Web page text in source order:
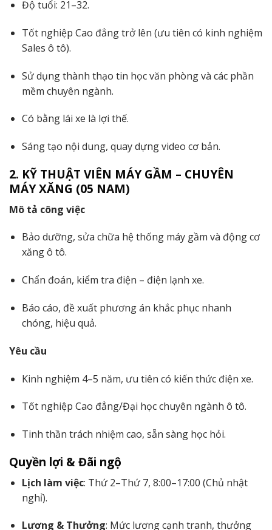
Độ tuổi: 21–32.
Tốt nghiệp Cao đẳng trở lên (ưu tiên có kinh nghiệm
Sales ô tô).
Sử dụng thành thạo tin học văn phòng và các phần
mềm chuyên ngành.
Có bằng lái xe là lợi thế.
Sáng tạo nội dung, quay dựng video cơ bản.
2. KỸ THUẬT VIÊN MÁY GẦM – CHUYÊN
MÁY XĂNG (05 NAM)
Mô tả công việc
Bảo dưỡng, sửa chữa hệ thống máy gầm và động cơ
xăng ô tô.
Chẩn đoán, kiểm tra điện – điện lạnh xe.
Báo cáo, đề xuất phương án khắc phục nhanh
chóng, hiệu quả.
Yêu cầu
Kinh nghiệm 4–5 năm, ưu tiên có kiến thức điện xe.
Tốt nghiệp Cao đẳng/Đại học chuyên ngành ô tô.
Tinh thần trách nhiệm cao, sẵn sàng học hỏi.
Quyền lợi & Đãi ngộ
Lịch làm việc: Thứ 2–Thứ 7, 8:00–17:00 (Chủ nhật
nghỉ).
Lương & Thưởng: Mức lương cạnh tranh, thưởng